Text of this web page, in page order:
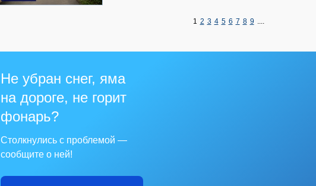
1 2 3 4 5 6 7 8 9 ....
Не убран снег, яма
на дороге, не горит
фонарь?
Столкнулись с проблемой —
сообщите о ней!